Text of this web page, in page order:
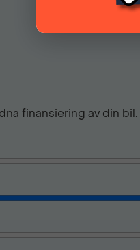
finansiering av din